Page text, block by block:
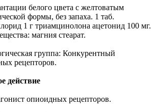
белого цвета с желтоватым
формы, без запаха. 1 таб.
1 г триамцинолона ацетонид 100 мг.
магния стеарат.
группа: Конкурентный
рецепторов.
действие
опиоидных рецепторов.